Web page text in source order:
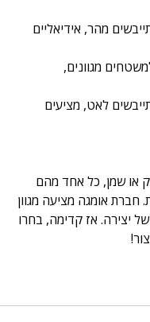
מהר, אידיאליים
מגוונים,
לאט, מציעים
או שמן, כל אחד מהם
חברת אומגה מציעה מגוון
יצירה. אז קדימה, בחרו